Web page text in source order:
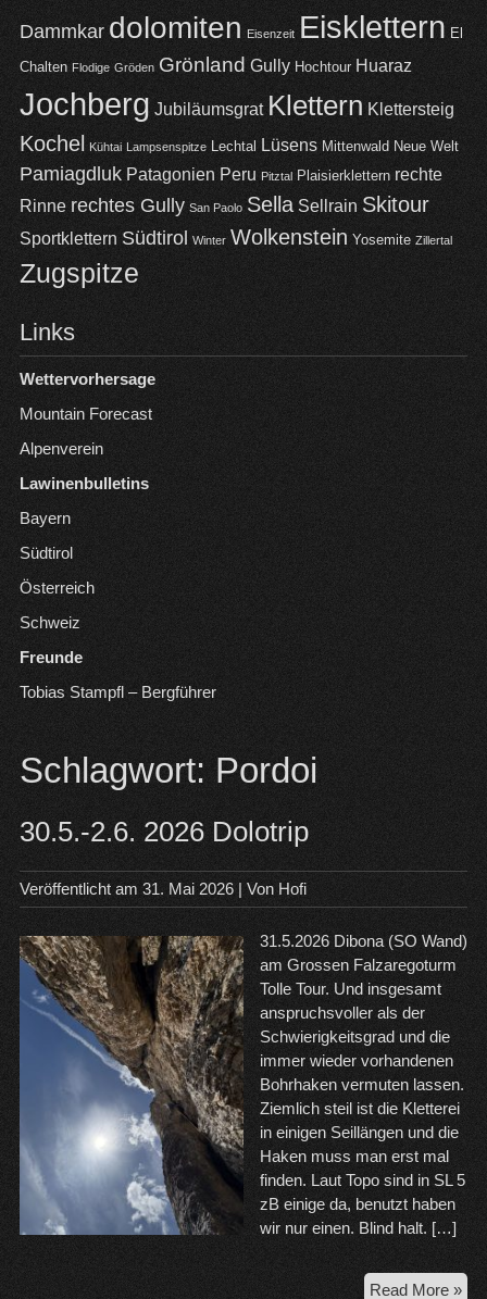
Dammkar dolomiten Eisenzeit Eisklettern El
Chalten Flodige Gröden Grönland Gully Hochtour Huaraz
Jochberg Jubiläumsgrat Klettern Klettersteig
Kochel Kühtai Lampsenspitze Lechtal Lüsens Mittenwald Neue Welt
Pamiagdluk Patagonien Peru Pitztal Plaisierklettern rechte
Rinne rechtes Gully San Paolo Sella Sellrain Skitour
Sportklettern Südtirol Winter Wolkenstein Yosemite Zillertal
Zugspitze
Links
Wettervorhersage
Mountain Forecast
Alpenverein
Lawinenbulletins
Bayern
Südtirol
Österreich
Schweiz
Freunde
Tobias Stampfl – Bergführer
Schlagwort: Pordoi
30.5.-2.6. 2026 Dolotrip
Veröffentlicht am 31. Mai 2026| Von Hofi
31.5.2026 Dibona (SO Wand)
am Grossen Falzaregoturm
Tolle Tour. Und insgesamt
anspruchsvoller als der
Schwierigkeitsgrad und die
immer wieder vorhandenen
Bohrhaken vermuten lassen.
Ziemlich steil ist die Kletterei
in einigen Seillängen und die
Haken muss man erst mal
finden. Laut Topo sind in SL 5
zB einige da, benutzt haben
wir nur einen. Blind halt. […]
Read More »